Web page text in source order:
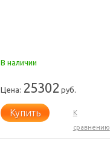
В наличии
Цена: 25302 руб.
Купить
К
сравнению